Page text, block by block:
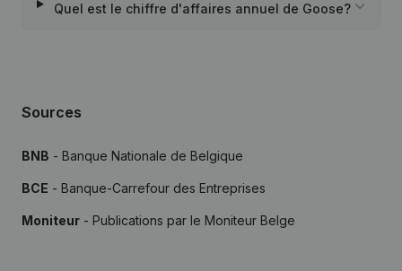
Quel est le chiffre d'affaires annuel de Goose?
Sources
BNB - Banque Nationale de Belgique
BCE - Banque-Carrefour des Entreprises
Moniteur - Publications par le Moniteur Belge